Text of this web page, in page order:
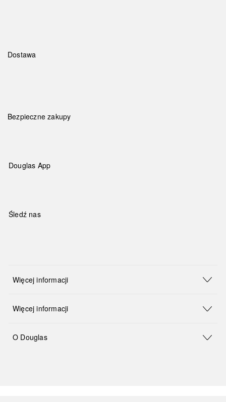
Dostawa
Bezpieczne zakupy
Douglas App
Śledź nas
Więcej informacji
Więcej informacji
O Douglas